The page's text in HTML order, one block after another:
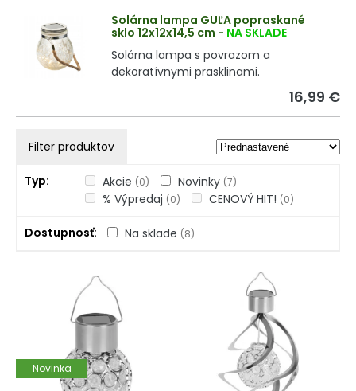
Solárna lampa GUĽA popraskané
sklo 12x12x14,5 cm - NA SKLADE
Solárna lampa s povrazom a
dekoratívnymi prasklinami.
16,99 €
Filter produktov
Typ Akcie (0) Novinky (7)
% Výpredaj (0) CENOVÝ HIT! (0)
Dostupnosť Na sklade (8)
Novinka